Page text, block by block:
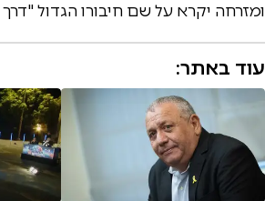
ומזרחה יקרא על שם חיבורו הגדול
עוד באתר: